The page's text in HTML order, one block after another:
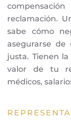
reclamación.
sabe cómo
asegurarse de
justa. Tienen
valor de tu
médicos,